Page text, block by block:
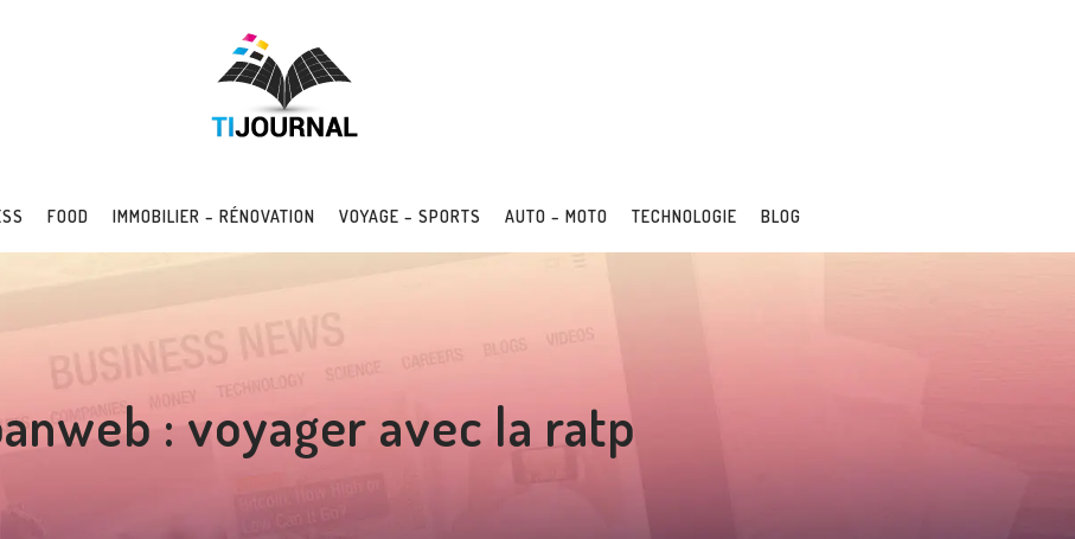
FOOD IMMOBILIER – RÉNOVATION VOYAGE – SPORTS AUTO – MOTO TECHNOLOGIE BLOG
: voyager avec la ratp